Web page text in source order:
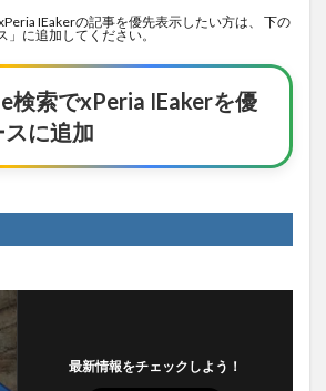
IEakerの記事を優先表示したい方は、 下の
に追加してください。
検索でxPeria IEakerを優
に追加
最新情報をチェックしよう！